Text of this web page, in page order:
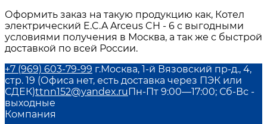
Оформить заказ на такую продукцию как, Котел
электрический E.C.A Arceus CH - 6 с выгодными
условиями получения в Москва, а так же с быстрой
доставкой по всей России.
+7 (969) 603-79-99 г.Москва, 1-й Вязовский пр-д., 4,
стр. 19 (Офиса нет, есть доставка через ПЭК или
СДЕК)ttnn152@yandex.ruПн-Пт 9:00—17:00; Сб-Вс -
выходные
Компания